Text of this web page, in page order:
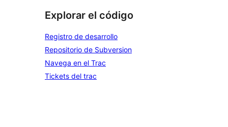
Explorar el código
Registro de desarrollo
Repositorio de Subversion
Navega en el Trac
Tickets del trac